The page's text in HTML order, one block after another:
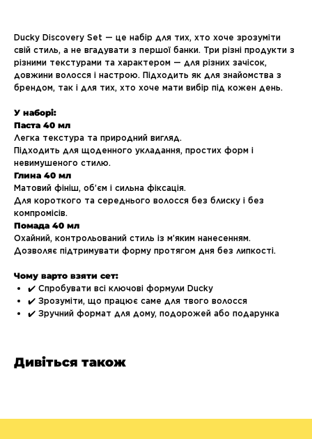
Ducky Discovery Set — це набір для тих, хто хоче зрозуміти
свій стиль, а не вгадувати з першої банки. Три різні продукти з
різними текстурами та характером — для різних зачісок,
довжини волосся і настрою. Підходить як для знайомства з
брендом, так і для тих, хто хоче мати вибір під кожен день.
У наборі:
Паста 40 мл
Легка текстура та природний вигляд.
Підходить для щоденного укладання, простих форм і
невимушеного стилю.
Глина 40 мл
Матовий фініш, об’єм і сильна фіксація.
Для короткого та середнього волосся без блиску і без
компромісів.
Помада 40 мл
Охайний, контрольований стиль із м’яким нанесенням.
Дозволяє підтримувати форму протягом дня без липкості.
Чому варто взяти сет:
✔️ Спробувати всі ключові формули Ducky
✔️ Зрозуміти, що працює саме для твого волосся
✔️ Зручний формат для дому, подорожей або подарунка
Дивіться також